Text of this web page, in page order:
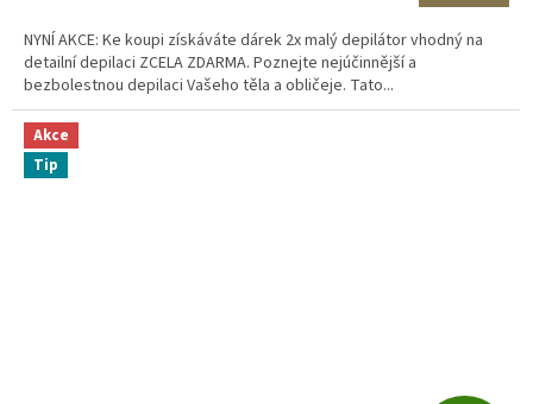
NYNÍ AKCE: Ke koupi získáváte dárek 2x malý depilátor vhodný na
detailní depilaci ZCELA ZDARMA. Poznejte nejúčinnější a
bezbolestnou depilaci Vašeho těla a obličeje. Tato...
Akce
Tip